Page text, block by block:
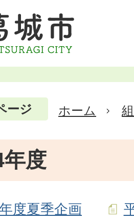
ージ ホーム
度
度夏季企画